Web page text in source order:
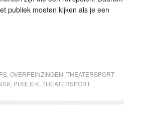
publiek moeten kijken als je een
, OVERPEINZINGEN THEATERSPORT
, PUBLIEK, THEATERSPORT